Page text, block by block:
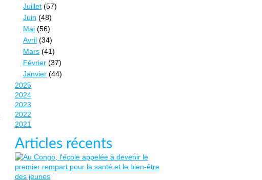
Juillet (57)
Juin (48)
Mai (56)
Avril (34)
Mars (41)
Février (37)
Janvier (44)
2025
2024
2023
2022
2021
Articles récents